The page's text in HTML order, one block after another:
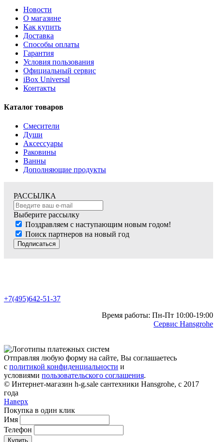
Новости
О магазине
Как купить
Доставка
Способы оплаты
Гарантия
Условия пользования
Официальный сервис
iBox Universal
Контакты
Каталог товаров
Смесители
Души
Аксессуары
Раковины
Ванны
Дополняющие продукты
РАССЫЛКА
Выберите рассылку
Поздравляем с наступающим новым годом!
Поиск партнеров на новый год
Подписаться
+7(495)642-51-37
Время работы: Пн-Пт 10:00-19:00
Сервис Hansgrohe
Отправляя любую форму на сайте, Вы соглашаетесь
с политикой конфиденциальности и
условиями пользовательского соглашения.
© Интернет-магазин h-g.sale сантехники Hansgrohe, с 2017
года
Наверх
Покупка в один клик
Имя
Телефон
Купить